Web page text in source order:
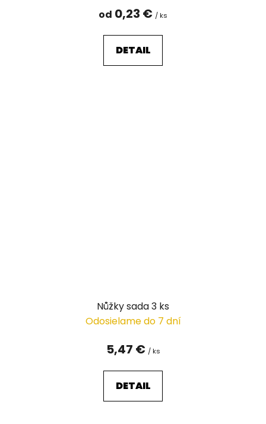
od 0,23 € / ks
DETAIL
Nůžky sada 3 ks
Odosielame do 7 dní
5,47 € / ks
DETAIL